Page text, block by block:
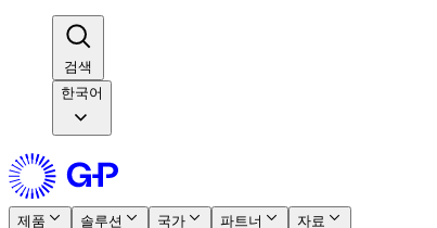
검색​​
한국어
제품​​ 솔루션​​ 국가​​ 파트너​​
자료​​